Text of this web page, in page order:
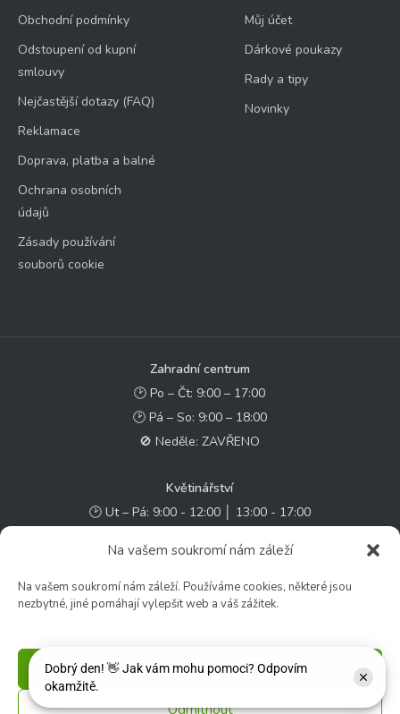
Na vašem soukromí nám záleží
Na vašem soukromí nám záleží. Používáme cookies, některé jsou
nezbytné, jiné pomáhají vylepšit web a váš zážitek.
Příjmout
Odmítnout
Obchodní podmínky
Odstoupení od kupní
smlouvy
Nejčastější dotazy (FAQ)
Reklamace
Doprava, platba a balné
Ochrana osobních
údajů
Zásady používání
souborů cookie
Můj účet
Dárkové poukazy
Rady a tipy
Novinky
Zahradní centrum
🕑 Po – Čt: 9:00 – 17:00
🕑 Pá – So: 9:00 – 18:00
🚫 Neděle: ZAVŘENO
Květinářství
🕑 Ut – Pá: 9:00 - 12:00 │ 13:00 - 17:00
🚫 Ne - Po: ZAVŘENO
Rychlý kontakt: